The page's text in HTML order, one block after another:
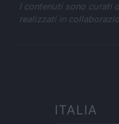
I contenuti sono curati
realizzati in
ITALIA